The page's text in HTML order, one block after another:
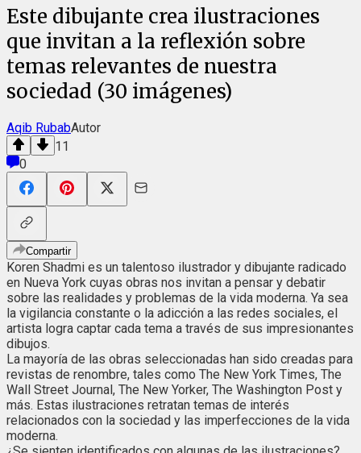
Este dibujante crea ilustraciones
que invitan a la reflexión sobre
temas relevantes de nuestra
sociedad (30 imágenes)
Aqib RubabAutor
11
0
Compartir
Koren Shadmi es un talentoso ilustrador y dibujante radicado
en Nueva York cuyas obras nos invitan a pensar y debatir
sobre las realidades y problemas de la vida moderna. Ya sea
la vigilancia constante o la adicción a las redes sociales, el
artista logra captar cada tema a través de sus impresionantes
dibujos.
La mayoría de las obras seleccionadas han sido creadas para
revistas de renombre, tales como The New York Times, The
Wall Street Journal, The New Yorker, The Washington Post y
más. Estas ilustraciones retratan temas de interés
relacionados con la sociedad y las imperfecciones de la vida
moderna.